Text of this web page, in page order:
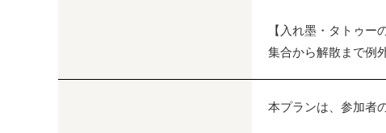
【入れ墨・タトゥー
集合から解散まで例
本プランは、参加者